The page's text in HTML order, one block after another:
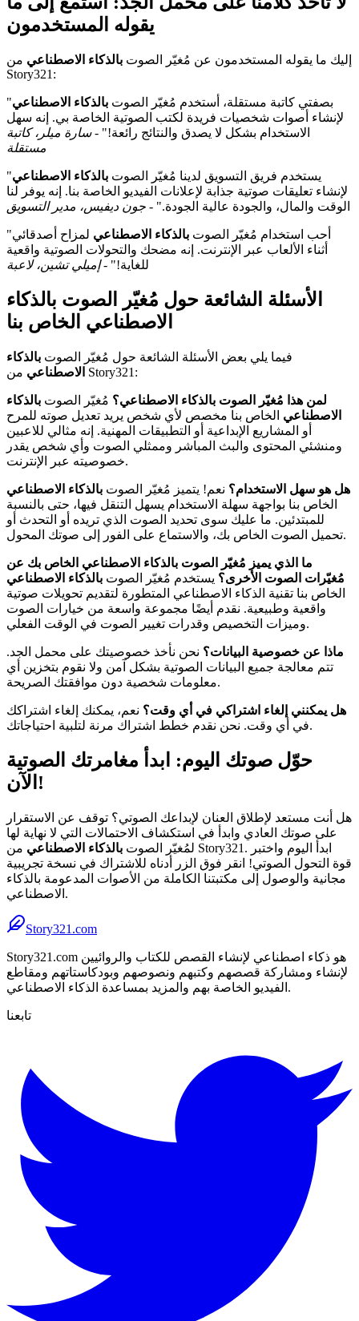
يقوله المستخدمون
إليك ما يقوله المستخدمون عن مُغيّر الصوت بالذكاء الاصطناعي من
Story321:
"بصفتي كاتبة مستقلة، أستخدم مُغيّر الصوت بالذكاء الاصطناعي
لإنشاء أصوات شخصيات فريدة لكتب الصوتية الخاصة بي. إنه سهل
الاستخدام بشكل لا يصدق والنتائج رائعة!" -سارة ميلر، كاتبة
مستقلة
"يستخدم فريق التسويق لدينا مُغيّر الصوت بالذكاء الاصطناعي
لإنشاء تعليقات صوتية جذابة لإعلانات الفيديو الخاصة بنا. إنه يوفر لنا
الوقت والمال، والجودة عالية الجودة." - جون ديفيس، مدير التسويق
"أحب استخدام مُغيّر الصوت بالذكاء الاصطناعي لمزاح أصدقائي
أثناء الألعاب عبر الإنترنت. إنه مضحك والتحولات الصوتية واقعية
للغاية!" -إميلي تشين، لاعبة
الأسئلة الشائعة حول مُغيّر الصوت بالذكاء
الاصطناعي الخاص بنا
فيما يلي بعض الأسئلة الشائعة حول مُغيّر الصوت بالذكاء
الاصطناعي من Story321:
لمن هذا مُغيّر الصوت بالذكاء الاصطناعي؟ مُغيّر الصوت بالذكاء
الاصطناعي الخاص بنا مخصص لأي شخص يريد تعديل صوته للمرح
أو المشاريع الإبداعية أو التطبيقات المهنية. إنه مثالي للاعبين
ومنشئي المحتوى والبث المباشر وممثلي الصوت وأي شخص يقدر
خصوصيته عبر الإنترنت.
هل هو سهل الاستخدام؟ نعم! يتميز مُغيّر الصوت بالذكاء الاصطناعي
الخاص بنا بواجهة سهلة الاستخدام يسهل التنقل فيها، حتى بالنسبة
للمبتدئين. ما عليك سوى تحديد الصوت الذي تريده أو التحدث أو
تحميل الصوت الخاص بك، والاستماع على الفور إلى صوتك المحول.
ما الذي يميز مُغيّر الصوت بالذكاء الاصطناعي الخاص بك عن
مُغيّرات الصوت الأخرى؟ يستخدم مُغيّر الصوت بالذكاء الاصطناعي
الخاص بنا تقنية الذكاء الاصطناعي المتطورة لتقديم تحويلات صوتية
واقعية وطبيعية. نقدم أيضًا مجموعة واسعة من خيارات الصوت
وميزات التخصيص وقدرات تغيير الصوت في الوقت الفعلي.
ماذا عن خصوصية البيانات؟ نحن نأخذ خصوصيتك على محمل الجد.
تتم معالجة جميع البيانات الصوتية بشكل آمن ولا نقوم بتخزين أي
معلومات شخصية دون موافقتك الصريحة.
هل يمكنني إلغاء اشتراكي في أي وقت؟ نعم، يمكنك إلغاء اشتراكك
في أي وقت. نحن نقدم خطط اشتراك مرنة لتلبية احتياجاتك.
حوّل صوتك اليوم: ابدأ مغامرتك الصوتية
الآن!
هل أنت مستعد لإطلاق العنان لإبداعك الصوتي؟ توقف عن الاستقرار
على صوتك العادي وابدأ في استكشاف الاحتمالات التي لا نهاية لها
لمُغيّر الصوت بالذكاء الاصطناعي من Story321. ابدأ اليوم واختبر
قوة التحول الصوتي! انقر فوق الزر أدناه للاشتراك في نسخة تجريبية
مجانية والوصول إلى مكتبتنا الكاملة من الأصوات المدعومة بالذكاء
الاصطناعي.
Story321.com
Story321.com هو ذكاء اصطناعي لإنشاء القصص للكتاب والروائيين
لإنشاء ومشاركة قصصهم وكتبهم ونصوصهم وبودكاستاتهم ومقاطع
الفيديو الخاصة بهم والمزيد بمساعدة الذكاء الاصطناعي.
تابعنا